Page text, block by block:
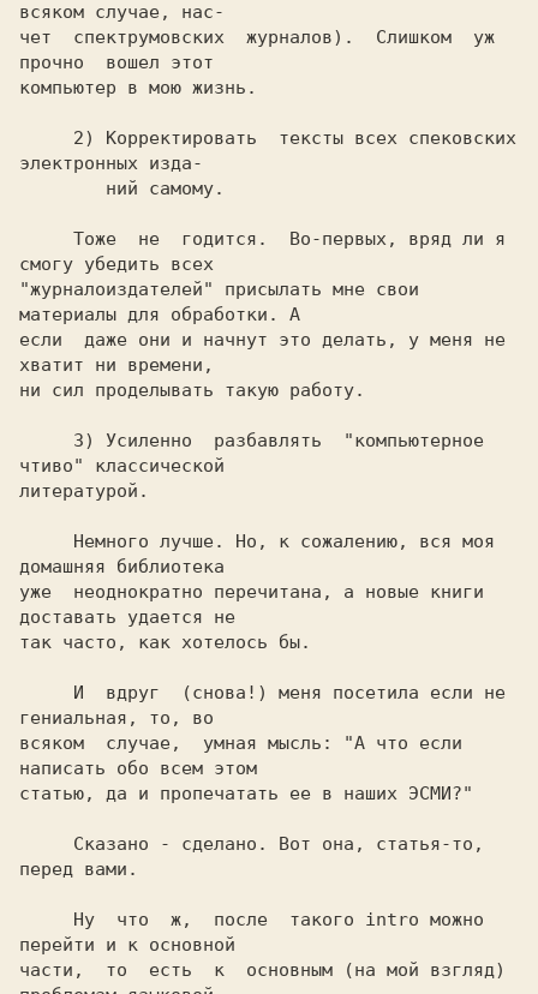
всяком случае, нас-
чет  спектрумовских  журналов).  Слишком  уж
прочно  вошел этот
электронных изда-
смогу убедить всех
"журналоиздателей" присылать мне свои
материалы для обработки. А
если  даже они и начнут это делать, у меня не
хватит ни времени,
чтиво" классической
домашняя библиотека
уже  неоднократно перечитана, а новые книги
доставать удается не
так часто, как хотелось бы.
гениальная, то, во
всяком  случае,  умная мысль: "А что если
написать обо всем этом
перейти и к основной
части,  то  есть  к  основным (на мой взгляд)